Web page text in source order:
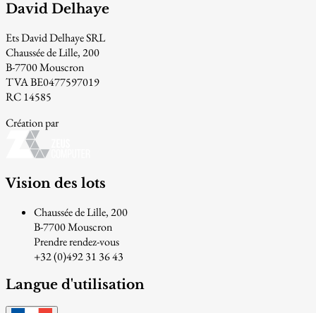
David Delhaye
Ets David Delhaye SRL
Chaussée de Lille, 200
B-7700 Mouscron
TVA BE0477597019
RC 14585
Création par
Vision des lots
Chaussée de Lille, 200
B-7700 Mouscron
Prendre rendez-vous
+32 (0)492 31 36 43
Langue d'utilisation